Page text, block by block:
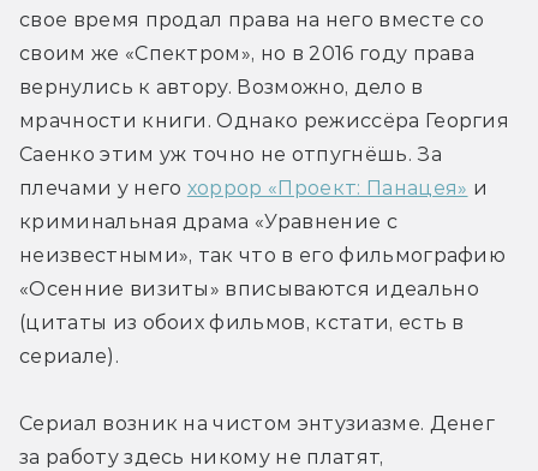
свое время продал права на него вместе со
своим же «Спектром», но в 2016 году права
вернулись к автору. Возможно, дело в
мрачности книги. Однако режиссёра Георгия
Саенко этим уж точно не отпугнёшь. За
плечами у него хоррор «Проект: Панацея» и
криминальная драма «Уравнение с
неизвестными», так что в его фильмографию
«Осенние визиты» вписываются идеально
(цитаты из обоих фильмов, кстати, есть в
сериале).
Сериал возник на чистом энтузиазме. Денег
за работу здесь никому не платят,